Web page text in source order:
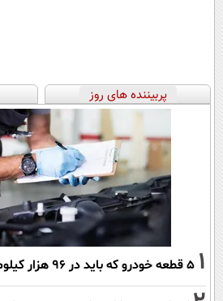
پربیننده های روز
1 ۵ قطعه خودرو که باید در ۹۶ هزار کیلومتر عوض کنید